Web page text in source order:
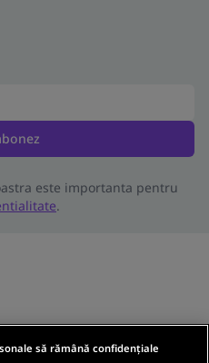
este importanta pentru
.
să rămână confidențiale